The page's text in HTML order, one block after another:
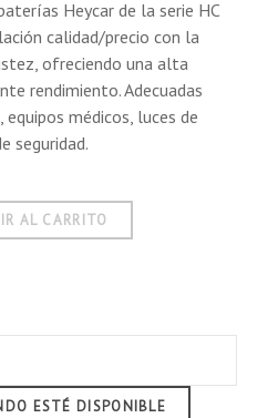
Heycar de la serie HC
calidad/precio con la
ofreciendo una alta
rendimiento. Adecuadas
, equipos médicos, luces de
seguridad.
AL CARRITO
ESTÉ DISPONIBLE
de emergencia.